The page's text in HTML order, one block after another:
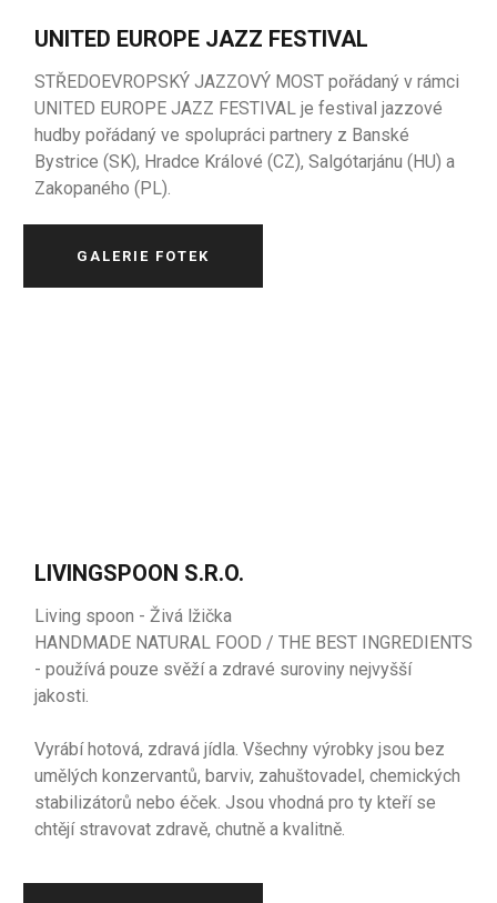
UNITED EUROPE JAZZ FESTIVAL
STŘEDOEVROPSKÝ JAZZOVÝ MOST pořádaný v rámci
UNITED EUROPE JAZZ FESTIVAL je festivaljazzové
hudby pořádaný ve spolupráci partnery z Banské
Bystrice (SK), Hradce Králové (CZ),Salgótarjánu (HU) a
Zakopaného (PL).
GALERIE FOTEK
LIVINGSPOON S.R.O.
Living spoon - Živá lžička
HANDMADE NATURAL FOOD / THE BEST INGREDIENTS
- používá pouze svěží a zdravé suroviny nejvyšší
jakosti.
Vyrábí hotová, zdravá jídla. Všechny výrobky jsou bez
umělých konzervantů, barviv, zahuštovadel, chemických
stabilizátorů nebo éček. Jsou vhodná pro ty kteří se
chtějí stravovat zdravě, chutně a kvalitně.